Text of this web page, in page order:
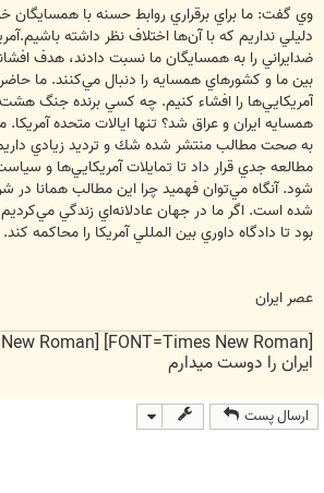
وي گفت: ‌ما ‌براي ‌برقراري ‌روابط ‌حسنه ‌با ‌همسايگان
‌دليلي ‌نداريم ‌كه ‌با ‌آن‌ها ‌اختلاف ‌نظر ‌داشته
ضد‌ايراني ‌را ‌به ‌همسايگان ‌ما نسبت دادند، ‌هدف
‌بين ‌ما ‌و ‌كشورهاي ‌همسايه ‌را ‌دنبال ‌مي‌كنند. ‌ما
‌آمريكايي‌ها ‌را ‌افشاء ‌كنيم. چه كسي برنده جنگ
همسايه ايران و عراق شد؟ تنها ايالات متحده
به صحت مطالب منتشر شده شك و ترديد زيادي داريم.
مطالعه جدي قرار داد تا تمايلات آمريكايي‌ها و
شود. آنگاه مي‌توان فهميد چرا اين مطالب همانا در
شده است. اگر ما در جهان عادلانه‌اي زندگي
بود تا دادگاه داوري بين المللي آمريكا را محاكمه كند.
عصر ایران
ایران را دوست میدارم
ارسال پست